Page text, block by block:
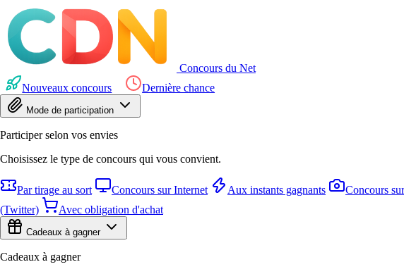
Concours du Net
Nouveaux concours
Dernière chance
Mode de participation
Participer selon vos envies
Choisissez le type de concours qui vous convient.
Par tirage au sort Concours sur Internet Aux instants gagnants Concours
(Twitter)
Avec obligation d'achat
Cadeaux à gagner
Cadeaux à gagner